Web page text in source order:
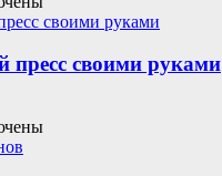
пресс своими руками